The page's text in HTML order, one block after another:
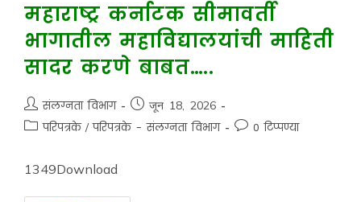
महाराष्ट्र कर्नाटक सीमावर्ती
भागातील महाविद्यालयांची माहिती
सादर करणे बाबत…..
संलग्नता विभाग जून 18, 2026
परिपत्रके / परिपत्रके - संलग्नता विभाग 0 टिप्पण्या
1349Download